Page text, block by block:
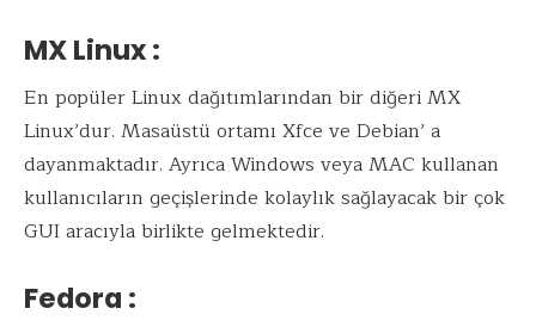
MX Linux :
En popüler Linux dağıtımlarından bir diğeri MX
Linux’dur. Masaüstü ortamı Xfce ve Debian’ a
dayanmaktadır. Ayrıca Windows veya MAC kullanan
kullanıcıların geçişlerinde kolaylık sağlayacak bir çok
GUI aracıyla birlikte gelmektedir.
Fedora :